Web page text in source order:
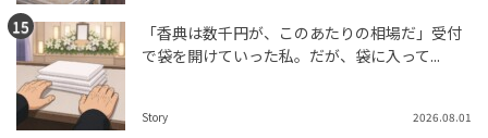
「香典は数千円が、このあたりの相場だ」受付
で袋を開けていった私。だが、袋に入って...
Story 2026.08.01